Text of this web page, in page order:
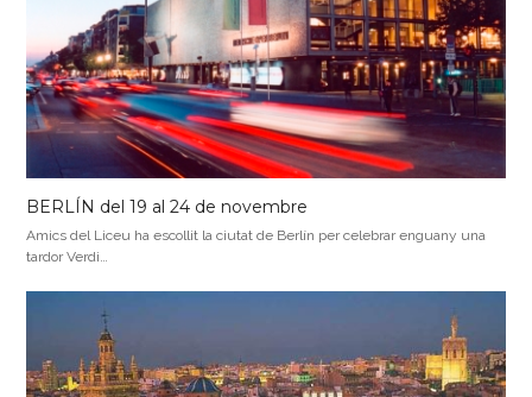
BERLÍN del 19 al 24 de novembre
Amics del Liceu ha escollit la ciutat de Berlín per celebrar enguany una
tardor Verdi…